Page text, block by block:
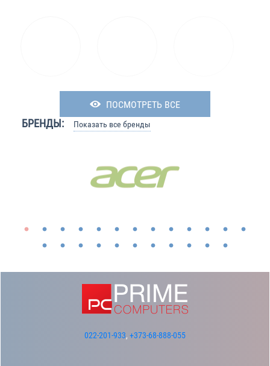
ПОСМОТРЕТЬ ВСЕ
БРЕНДЫ: Показать все бренды
022-201-933, +373-68-888-055